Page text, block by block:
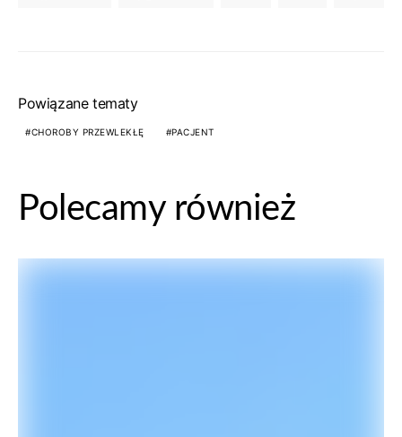
Powiązane tematy
CHOROBY PRZEWLEKŁĘ PACJENT
Polecamy również